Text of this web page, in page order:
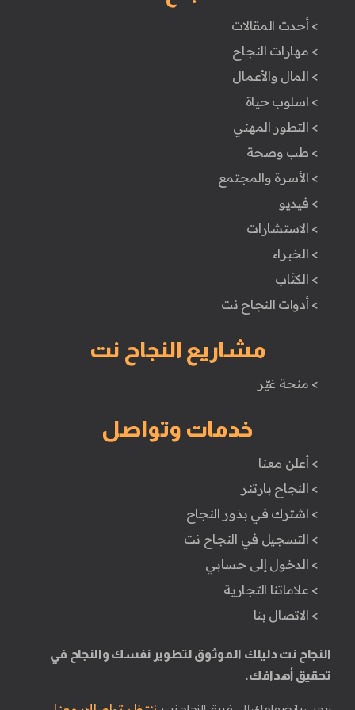
> أحدث المقالات
> مهارات النجاح
> المال والأعمال
> اسلوب حياة
> التطور المهني
> طب وصحة
> الأسرة والمجتمع
> فيديو
> الاستشارات
> الخبراء
> الكتَاب
> أدوات النجاح نت
مشاريع النجاح نت
> منحة غيّر
خدمات وتواصل
> أعلن معنا
> النجاح بارتنر
> اشترك في بذور النجاح
> التسجيل في النجاح نت
> الدخول إلى حسابي
> علاماتنا التجارية
> الاتصال بنا
النجاح نت دليلك الموثوق لتطوير نفسك والنجاح في
تحقيق أهدافك.